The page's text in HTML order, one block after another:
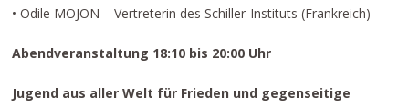
• Odile MOJON – Vertreterin des Schiller-Instituts (Frankreich)
Abendveranstaltung 18:10 bis 20:00 Uhr
Jugend aus aller Welt für Frieden und gegenseitige